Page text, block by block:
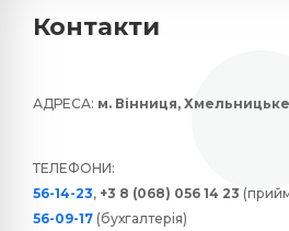
Контакти
АДРЕСА: м. Вінниця,
ТЕЛЕФОНИ:
56-14-23, +3 8 (068) 056 14 23
56-09-17 (бухгалтерія)